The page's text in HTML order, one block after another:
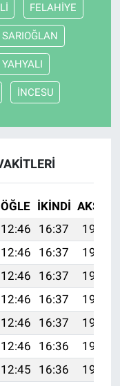
FELAHİYE
SARIOĞLAN
YAHYALI
İNCESU
ÖĞLE İKINDI AKŞAM
12:46 16:37
19:58
12:46 16:37
19:58
12:46 16:37
19:57
12:46 16:37
19:56
12:46 16:37
19:55
12:46 16:36
19:54
12:45 16:36
19:53